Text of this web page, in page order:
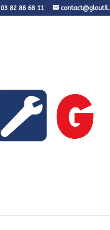
03 82 88 68 11
Règlement